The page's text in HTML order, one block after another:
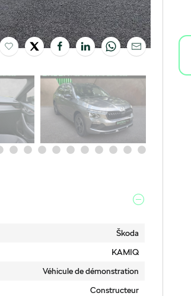
Škoda
KAMIQ
Véhicule de démonstration
Constructeur